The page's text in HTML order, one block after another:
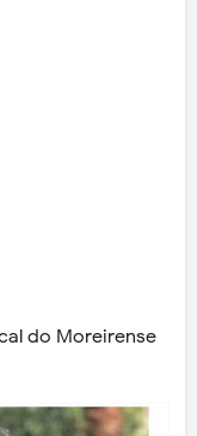
do Moreirense